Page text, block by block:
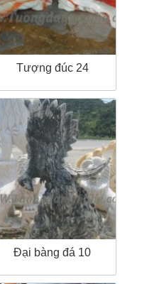
Tượng đúc 24
Đại bàng đá 10